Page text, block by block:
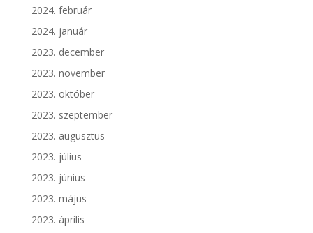
2024. február
2024. január
2023. december
2023. november
2023. október
2023. szeptember
2023. augusztus
2023. július
2023. június
2023. május
2023. április